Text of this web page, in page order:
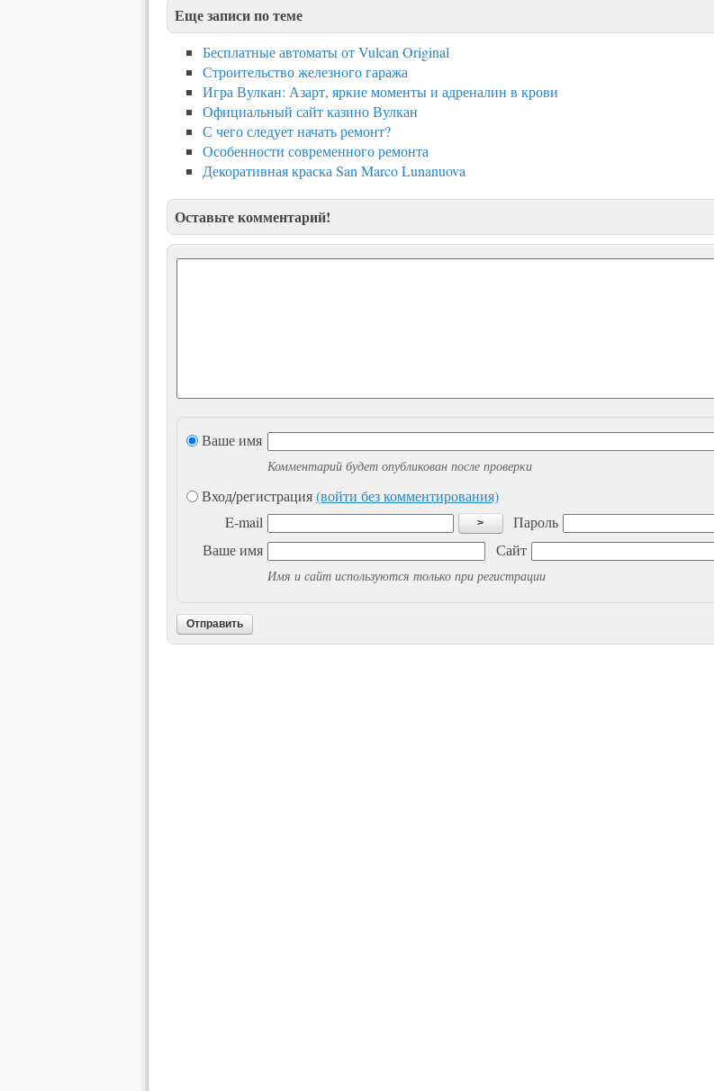
Еще записи по теме
Бесплатные автоматы от Vulcan Original
Строительство железного гаража
Игра Вулкан: Азарт, яркие моменты и адреналин в крови
Официальный сайт казино Вулкан
С чего следует начать ремонт?
Особенности современного ремонта
Декоративная краска San Marco Lunanuova
Оставьте комментарий!
Ваше имя
Комментарий будет опубликован после проверки
Вход/регистрация(войти без комментирования)
E-mail
>
Пароль
Ваше имя
Сайт
Имя и сайт используются только при регистрации
Отправить